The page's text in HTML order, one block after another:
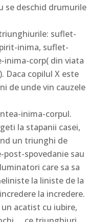
se deschid drumurile
suflet-
inima, suflet-
inima-corp( din viata
Daca copilul X este
de unde vin cauzele
inima-corpul.
la stapanii casei,
un triunghi de
spovedanie sau
care sa sa
la liniste de la
la incredere.
acatist cu iubire,